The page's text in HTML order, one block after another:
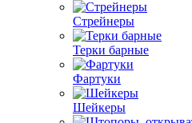
Стрейнеры
Терки барные
Фартуки
Шейкеры